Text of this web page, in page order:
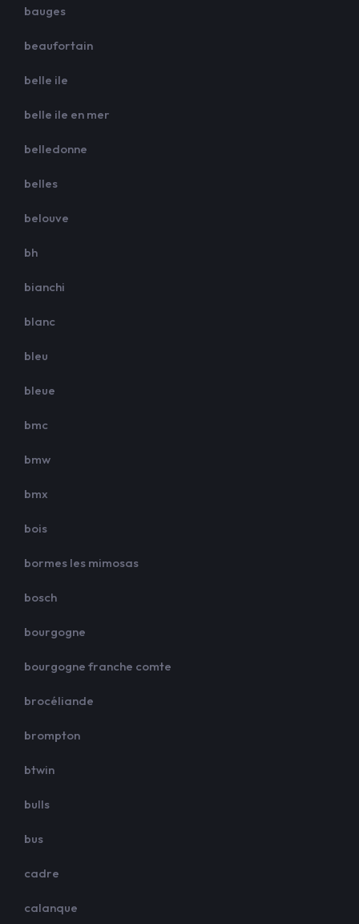
bauges
beaufortain
belle ile
belle ile en mer
belledonne
belles
belouve
bh
bianchi
blanc
bleu
bleue
bmc
bmw
bmx
bois
bormes les mimosas
bosch
bourgogne
bourgogne franche comte
brocéliande
brompton
btwin
bulls
bus
cadre
calanque